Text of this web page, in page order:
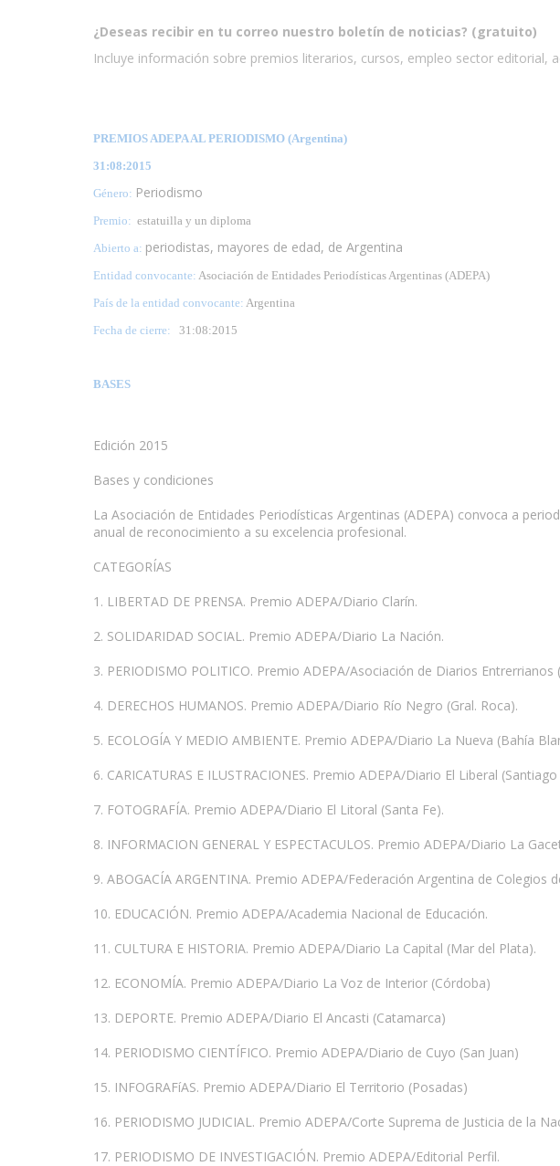
¿Deseas recibir en tu correo nuestro boletín de noticias? (gratuito)
Incluye información sobre premios literarios, cursos, empleo sector editorial,
PREMIOS ADEPA AL PERIODISMO (Argentina)
31:08:2015
Género: Periodismo
Premio: estatuilla y un diploma
Abierto a: periodistas, mayores de edad, de Argentina
Entidad convocante: Asociación de Entidades Periodísticas Argentinas (ADEPA)
País de la entidad convocante: Argentina
Fecha de cierre: 31:08:2015
BASES
Edición 2015
Bases y condiciones
La Asociación de Entidades Periodísticas Argentinas (ADEPA) convoca a
anual de reconocimiento a su excelencia profesional.
CATEGORÍAS
1. LIBERTAD DE PRENSA. Premio ADEPA/Diario Clarín.
2. SOLIDARIDAD SOCIAL. Premio ADEPA/Diario La Nación.
3. PERIODISMO POLITICO. Premio ADEPA/Asociación de Diarios Entrerrianos
4. DERECHOS HUMANOS. Premio ADEPA/Diario Río Negro (Gral. Roca).
5. ECOLOGÍA Y MEDIO AMBIENTE. Premio ADEPA/Diario La Nueva (Bahía
6. CARICATURAS E ILUSTRACIONES. Premio ADEPA/Diario El Liberal
7. FOTOGRAFÍA. Premio ADEPA/Diario El Litoral (Santa Fe).
8. INFORMACION GENERAL Y ESPECTACULOS. Premio ADEPA/Diario La
9. ABOGACÍA ARGENTINA. Premio ADEPA/Federación Argentina de Colegios
10. EDUCACIÓN. Premio ADEPA/Academia Nacional de Educación.
11. CULTURA E HISTORIA. Premio ADEPA/Diario La Capital (Mar del Plata).
12. ECONOMÍA. Premio ADEPA/Diario La Voz de Interior (Córdoba)
13. DEPORTE. Premio ADEPA/Diario El Ancasti (Catamarca)
14. PERIODISMO CIENTÍFICO. Premio ADEPA/Diario de Cuyo (San Juan)
15. INFOGRAFíAS. Premio ADEPA/Diario El Territorio (Posadas)
16. PERIODISMO JUDICIAL. Premio ADEPA/Corte Suprema de Justicia de la
17. PERIODISMO DE INVESTIGACIÓN. Premio ADEPA/Editorial Perfil.